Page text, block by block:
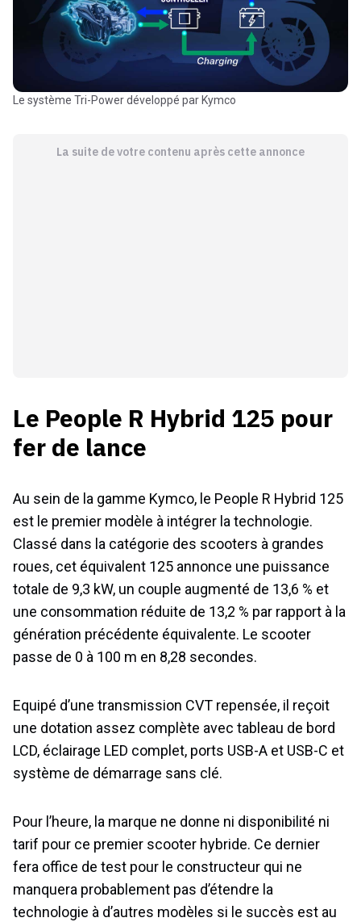
Le système Tri-Power développé par Kymco
La suite de votre contenu après cette annonce
Le People R Hybrid 125 pour
fer de lance
Au sein de la gamme Kymco, le People R Hybrid 125
est le premier modèle à intégrer la technologie.
Classé dans la catégorie des scooters à grandes
roues, cet équivalent 125 annonce une puissance
totale de 9,3 kW, un couple augmenté de 13,6 % et
une consommation réduite de 13,2 % par rapport à la
génération précédente équivalente. Le scooter
passe de 0 à 100 m en 8,28 secondes.
Equipé d’une transmission CVT repensée, il reçoit
une dotation assez complète avec tableau de bord
LCD, éclairage LED complet, ports USB-A et USB-C et
système de démarrage sans clé.
Pour l’heure, la marque ne donne ni disponibilité ni
tarif pour ce premier scooter hybride. Ce dernier
fera office de test pour le constructeur qui ne
manquera probablement pas d’étendre la
technologie à d’autres modèles si le succès est au